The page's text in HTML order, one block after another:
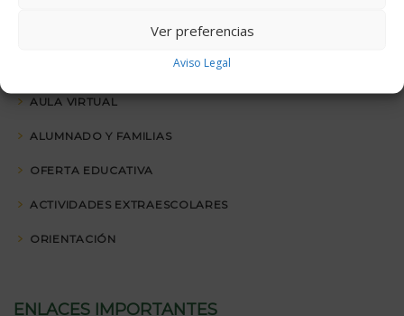
Ver preferencias
Aviso Legal
ÁREA DE ALUMNOS
AULA VIRTUAL
ALUMNADO Y FAMILIAS
OFERTA EDUCATIVA
ACTIVIDADES EXTRAESCOLARES
ORIENTACIÓN
ENLACES IMPORTANTES